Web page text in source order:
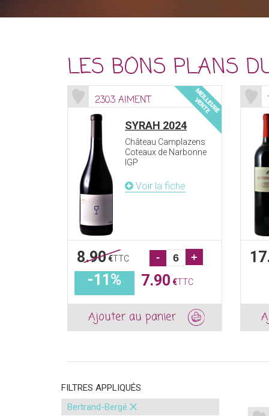
LES BONS PLANS
2303 AIMENT
SYRAH 2024
Château Camplazens
Coteaux de Narbonne
IGP
Voir la fiche
8.90€TTC - +
-11% 7.90 €TTC
Ajouter au panier
FILTRES APPLIQUÉS
Bertrand-Bergé ×